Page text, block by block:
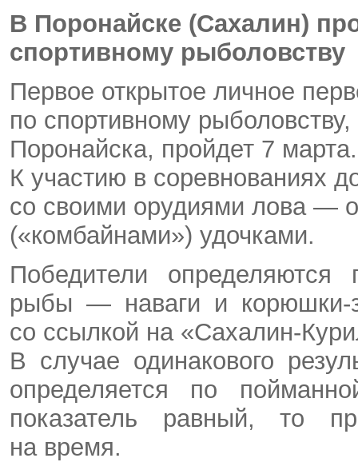
В Поронайске (Сахалин)
спортивному рыболовству
Первое открытое личное
по спортивному
Поронайска, пройдет 7 марта.
К участию в соревнованиях
со своими орудиями лова —
(«комбайнами») удочками.
Победители
рыбы — наваги и корюшки-
со ссылкой на «Сахалин-
В случае одинакового
определяется по
показатель равный, то
на время.